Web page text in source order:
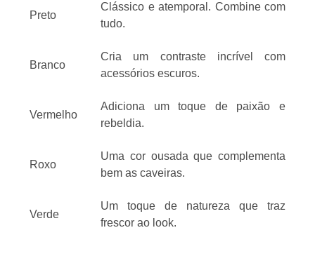
Preto
Clássico e atemporal. Combine com
tudo.
Branco
Cria um contraste incrível com
acessórios escuros.
Vermelho
Adiciona um toque de paixão e
rebeldia.
Roxo
Uma cor ousada que complementa
bem as caveiras.
Verde
Um toque de natureza que traz
frescor ao look.